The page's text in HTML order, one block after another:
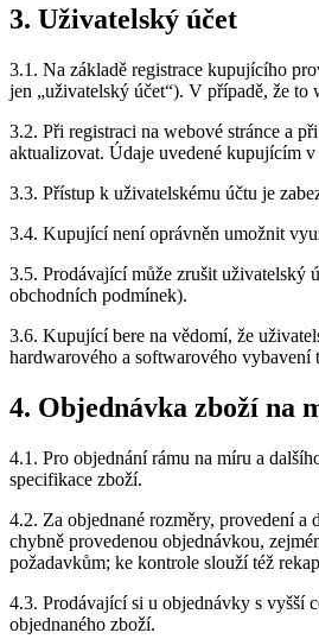
3. Uživatelský účet
3.1. Na základě registrace kupujícího
jen „uživatelský účet“). V případě, že
3.2. Při registraci na webové stránce a
aktualizovat. Údaje uvedené kupujícím
3.3. Přístup k uživatelskému účtu je
3.4. Kupující není oprávněn umožnit
3.5. Prodávající může zrušit uživatelský
obchodních podmínek).
3.6. Kupující bere na vědomí, že
hardwarového a softwarového vybavení
4. Objednávka zboží na
4.1. Pro objednání rámu na míru a
specifikace zboží.
4.2. Za objednané rozměry, provedení
chybně provedenou objednávkou,
požadavkům; ke kontrole slouží též
4.3. Prodávající si u objednávky s vyšší
objednaného zboží.